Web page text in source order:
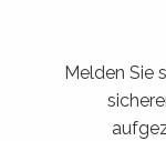
Melden Sie